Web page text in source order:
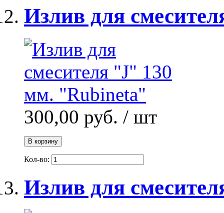
Излив для
300,00 руб. / шт
В корзину
Кол-во:
Излив для